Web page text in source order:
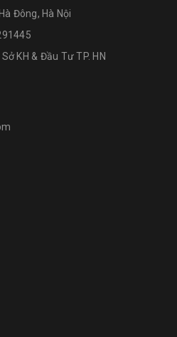
Đông, Hà Nội
KH & Đầu Tư TP. HN